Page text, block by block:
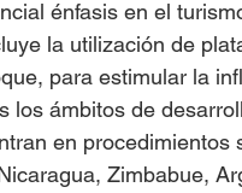
énfasis en el
la utilización de
para estimular la
los ámbitos de
en
Zimbabue,